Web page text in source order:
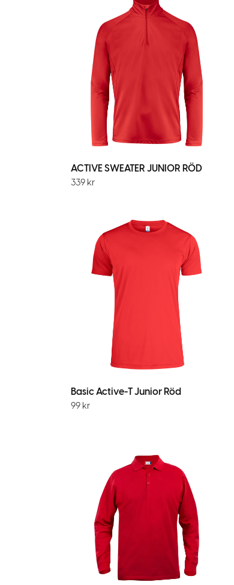
ACTIVE SWEATER JUNIOR RÖD
339 kr
Basic Active-T Junior Röd
99 kr